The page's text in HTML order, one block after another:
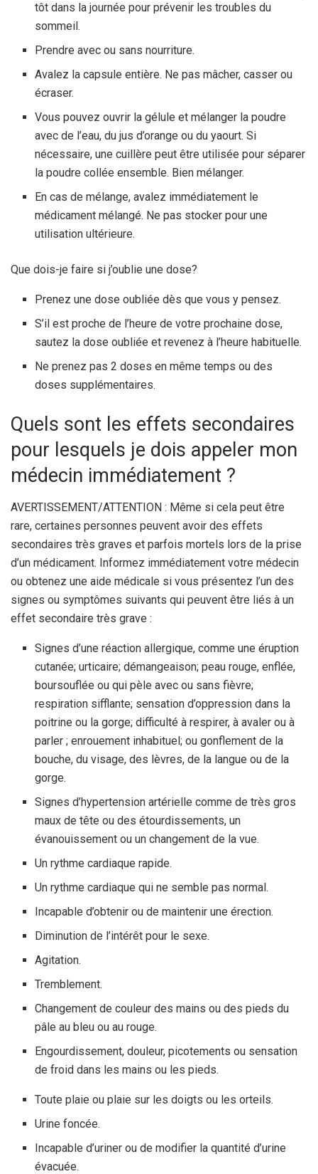
tôt dans la journée pour prévenir les troubles du
sommeil.
Prendre avec ou sans nourriture.
Avalez la capsule entière. Ne pas mâcher, casser ou
écraser.
Vous pouvez ouvrir la gélule et mélanger la poudre
avec de l’eau, du jus d’orange ou du yaourt. Si
nécessaire, une cuillère peut être utilisée pour séparer
la poudre collée ensemble. Bien mélanger.
En cas de mélange, avalez immédiatement le
médicament mélangé. Ne pas stocker pour une
utilisation ultérieure.
Que dois-je faire si j’oublie une dose?
Prenez une dose oubliée dès que vous y pensez.
S’il est proche de l’heure de votre prochaine dose,
sautez la dose oubliée et revenez à l’heure habituelle.
Ne prenez pas 2 doses en même temps ou des
doses supplémentaires.
Quels sont les effets secondaires
pour lesquels je dois appeler mon
médecin immédiatement ?
AVERTISSEMENT/ATTENTION : Même si cela peut être
rare, certaines personnes peuvent avoir des effets
secondaires très graves et parfois mortels lors de la prise
d’un médicament. Informez immédiatement votre médecin
ou obtenez une aide médicale si vous présentez l’un des
signes ou symptômes suivants qui peuvent être liés à un
effet secondaire très grave :
Signes d’une réaction allergique, comme une éruption
cutanée; urticaire; démangeaison; peau rouge, enflée,
boursouflée ou qui pèle avec ou sans fièvre;
respiration sifflante; sensation d’oppression dans la
poitrine ou la gorge; difficulté à respirer, à avaler ou à
parler ; enrouement inhabituel; ou gonflement de la
bouche, du visage, des lèvres, de la langue ou de la
gorge.
Signes d’hypertension artérielle comme de très gros
maux de tête ou des étourdissements, un
évanouissement ou un changement de la vue.
Un rythme cardiaque rapide.
Un rythme cardiaque qui ne semble pas normal.
Incapable d’obtenir ou de maintenir une érection.
Diminution de l’intérêt pour le sexe.
Agitation.
Tremblement.
Changement de couleur des mains ou des pieds du
pâle au bleu ou au rouge.
Engourdissement, douleur, picotements ou sensation
de froid dans les mains ou les pieds.
Toute plaie ou plaie sur les doigts ou les orteils.
Urine foncée.
Incapable d’uriner ou de modifier la quantité d’urine
évacuée.